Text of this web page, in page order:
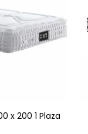
x 200 1 Plaza